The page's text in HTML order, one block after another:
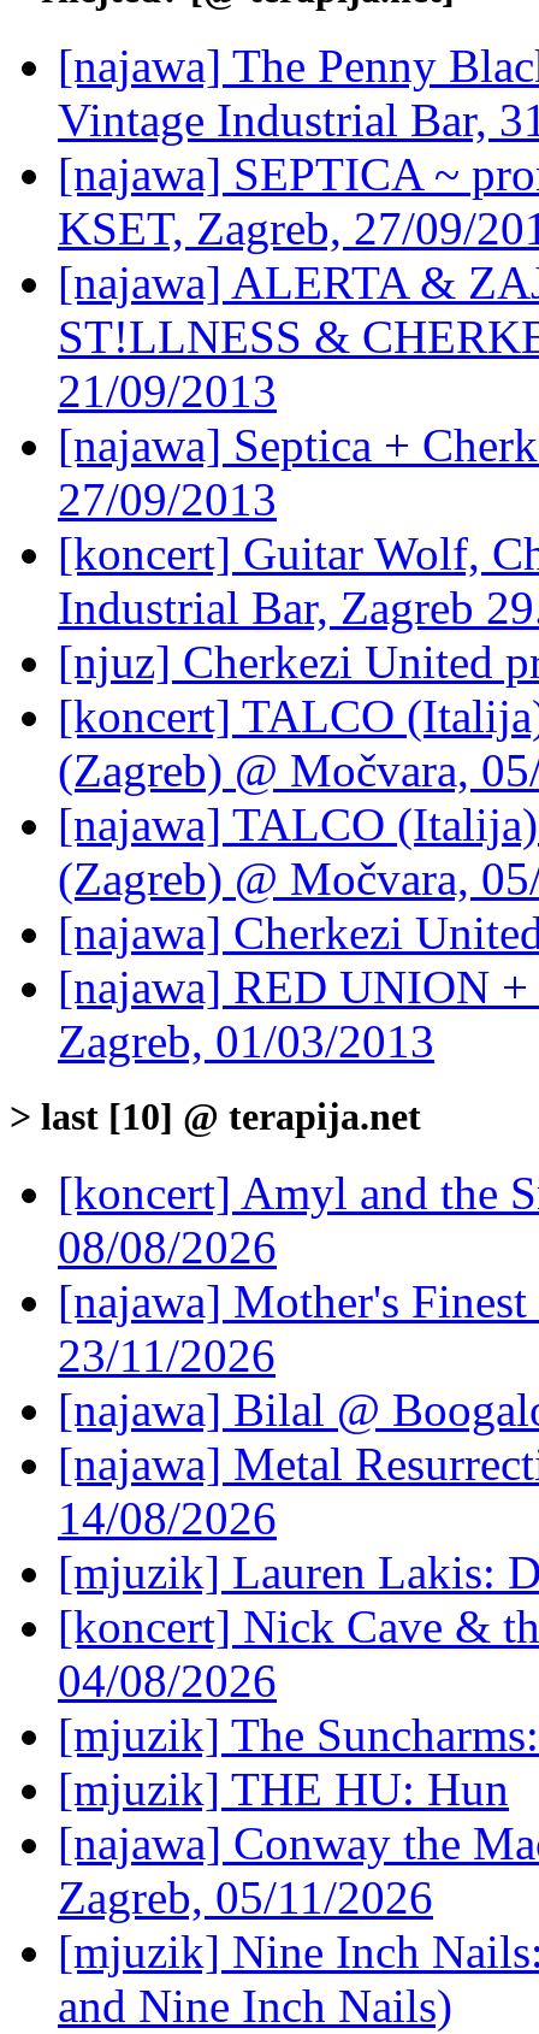
[najawa] The Penny
Vintage Industrial Bar,
[najawa] SEPTICA ~
KSET, Zagreb, 27/09/
[najawa] ALERTA &
ST!LLNESS &
21/09/2013
[najawa] Septica +
27/09/2013
[koncert] Guitar Wolf,
Industrial Bar, Zagreb
[njuz] Cherkezi United
[koncert] TALCO
(Zagreb) @ Močvara,
[najawa] TALCO
(Zagreb) @ Močvara,
[najawa] Cherkezi
[najawa] RED UNION
Zagreb, 01/03/2013
> last [10] @ terapija.net
[koncert] Amyl and the
08/08/2026
[najawa] Mother's
23/11/2026
[najawa] Bilal @
[najawa] Metal
14/08/2026
[mjuzik] Lauren Lakis:
[koncert] Nick Cave &
04/08/2026
[mjuzik] The
[mjuzik] THE HU: Hun
[najawa] Conway the
Zagreb, 05/11/2026
[mjuzik] Nine Inch
and Nine Inch Nails)